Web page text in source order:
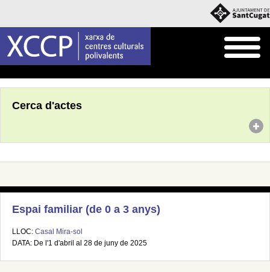
Cerca d'actes
Espai familiar (de 0 a 3 anys)
LLOC: Casal Mira-sol
DATA: De l'1 d'abril al 28 de juny de 2025